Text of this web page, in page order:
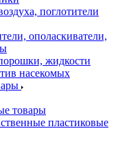
поглотители
ополаскиватели,
жидкости
насекомых
товары
пластиковые